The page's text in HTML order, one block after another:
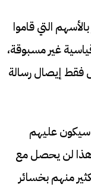
التي قاموا
غير مسبوقة،
فقط إيصال رسالة
سيكون عليهم
هذا لن يحصل مع
منهم بخسائر